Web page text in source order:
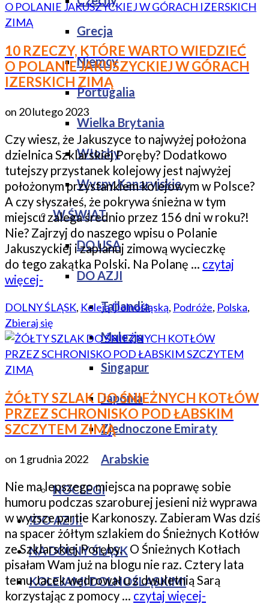
Grecja
Niemcy
Portugalia
Wielka Brytania
Włochy
Wyspy Kanaryjskie
W ŚWIAT
DO USA
DO AZJI
Tajlandia
Malezja
Singapur
Japonia
Zjednoczone Emiraty
Arabskie
NOCLEGI
!DO AZJI!
NA DOLNY ŚLĄSK
KOLEJAMI DOLNOŚLĄSKIMI
10 RZECZY, KTÓRE WARTO WIEDZIEĆ
O POLANIE JAKUSZYCKIEJ W GÓRACH
IZERSKICH ZIMĄ
on 20 lutego 2023
Czy wiesz, że Jakuszyce to najwyżej położona
dzielnica Szklarskiej Poręby? Dodatkowo
tutejszy przystanek kolejowy jest najwyżej
położonym przystankiem kolejowym w Polsce?
A czy słyszałeś, że pokrywa śnieżna w tym
miejscu zalega średnio przez 156 dni w roku?!
Nie? Zajrzyj do naszego wpisu o Polanie
Jakuszyckiej i zaplanuj zimową wycieczkę
do tego zakątka Polski. Na Polanę … czytaj
więcej-
DOLNY ŚLĄSK, Koleją Dolnośląską, Podróże, Polska,
Zbieraj się
ŻÓŁTY SZLAK DO ŚNIEŻNYCH KOTŁÓW
PRZEZ SCHRONISKO POD ŁABSKIM
SZCZYTEM ZIMĄ
on 1 grudnia 2022
Nie ma lepszego miejsca na poprawę sobie
humoru podczas szaroburej jesieni niż wyprawa
w wyższe partie Karkonoszy. Zabieram Was dziś
na spacer żółtym szlakiem do Śnieżnych Kotłów
ze Szklarskiej Poręby. O Śnieżnych Kotłach
pisałam Wam już na blogu nie raz. Cztery lata
temu Jacek wędrował u z dwuletnią Sarą
korzystając z pomocy … czytaj więcej-